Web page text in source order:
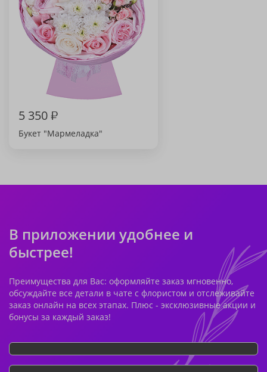
5 350₽
Букет "Мармеладка"
В приложении удобнее и
быстрее!
Преимущества для Вас: оформляйте заказ мгновенно,
обсуждайте все детали в чате с флористом и отслеживайте
заказ онлайн на всех этапах. Плюс - эксклюзивные акции и
бонусы за каждый заказ!